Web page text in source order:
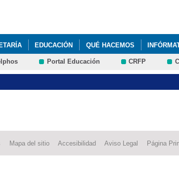
EDUCACIÓN QUÉ HACEMOS
Portal Educación CRFP
Mapa del sitio Accesibilidad Aviso Legal Página